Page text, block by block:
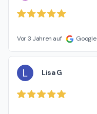
Vor 3 Jahren auf Google
L Lisa G